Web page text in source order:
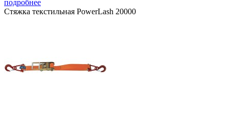
подробнее
Стяжка текстильная PowerLash 20000